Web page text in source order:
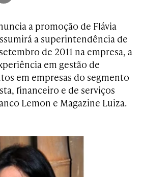
a promoção de Flávia
a superintendência de
de 2011 na empresa, a
em gestão de
em empresas do segmento
financeiro e de serviços
Lemon e Magazine Luiza.